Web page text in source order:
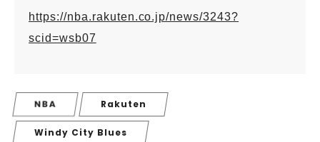
https://nba.rakuten.co.jp/news/3243?
scid=wsb07
NBA Rakuten
Windy City Blues